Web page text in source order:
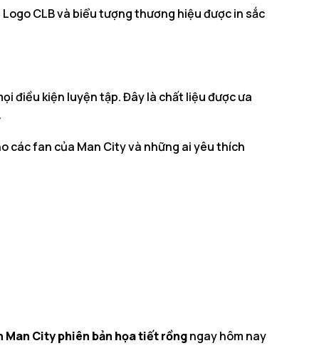
CLB và biểu tượng thương hiệu được in sắc
điều kiện luyện tập. Đây là chất liệu được ưa
các fan của Man City và những ai yêu thích
Man City phiên bản họa tiết rồngngay hôm nay